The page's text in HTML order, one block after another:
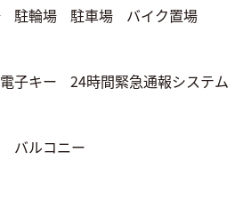
駐輪場 駐車場
バイク置場
電子キー
24時間緊急通報システム
バルコニー